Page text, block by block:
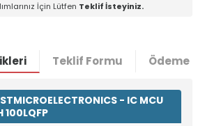
İçin Lütfen Teklif İsteyiniz.
Teklif Formu Ödeme
- IC MCU
100LQFP